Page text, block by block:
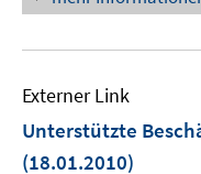
Externer Link
Unterstützte
(18.01.2010)